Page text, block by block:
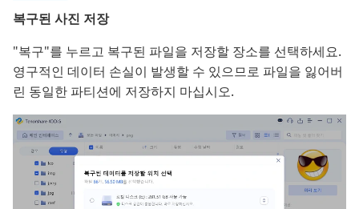
복구된 사진 저장
"복구"를 누르고 복구된 파일을 저장할 장소를 선택하세요.
영구적인 데이터 손실이 발생할 수 있으므로 파일을 잃어버
린 동일한 파티션에 저장하지 마십시오.